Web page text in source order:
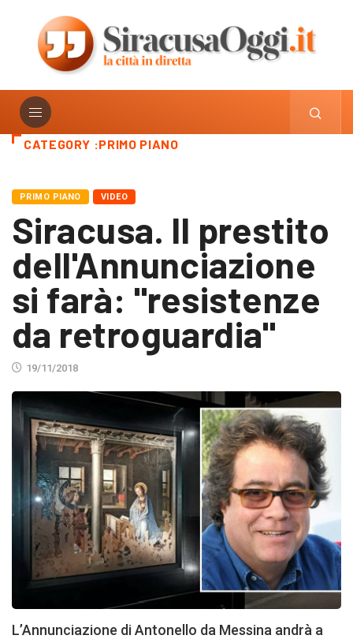
CATEGORY :PRIMO PIANO
PRIMO PIANO VIDEO
Siracusa. Il prestito
dell'Annunciazione
si farà: "resistenze
da retroguardia"
19/11/2018
L’Annunciazione di Antonello da Messina andrà a